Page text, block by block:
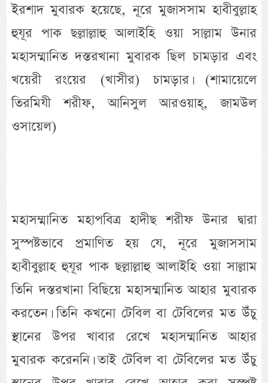
ইরশাদ মুবারক হয়েছে, নূরে মুজাসসাম হাবীবুল্লাহ
হুযূর পাক ছল্লাল্লাহু আলাইহি ওয়া সাল্লাম উনার
মহাসম্মানিত দস্তরখানা মুবারক ছিল চামড়ার এবং
খয়েরী রংয়ের (খাসীর) চামড়ার। (শামায়েলে
তিরমিযী শরীফ, আনিসুল আরওয়াহ্, জামউল
ওসায়েল)
মহাসম্মানিত মহাপবিত্র হাদীছ শরীফ উনার দ্বারা
সুস্পষ্টভাবে প্রমাণিত হয় যে, নূরে মুজাসসাম
হাবীবুল্লাহ হুযূর পাক ছল্লাল্লাহু আলাইহি ওয়া সাল্লাম
তিনি দস্তরখানা বিছিয়ে মহাসম্মানিত আহার মুবারক
করতেন। তিনি কখনো টেবিল বা টেবিলের মত উঁচু
স্থানের উপর খাবার রেখে মহাসম্মানিত আহার
মুবারক করেননি। তাই টেবিল বা টেবিলের মত উঁচু